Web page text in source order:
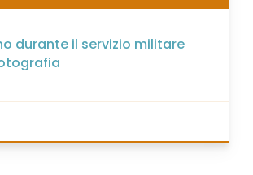
durante il servizio militare